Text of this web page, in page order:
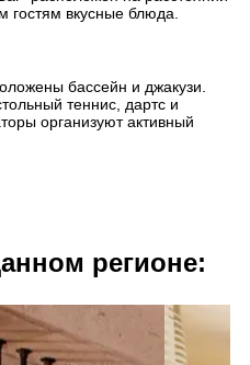
гостям вкусные блюда.
бассейн и джакузи.
теннис, дартс и
организуют активный
регионе: